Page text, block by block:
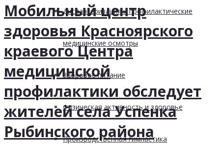
Диспансеризация и профилактические
медицинские осмотры
Здоровое питание
Физическая активность и здоровье
Производственная гимнастика
Мобильный центр
здоровья Красноярского
краевого Центра
медицинской
профилактики обследует
жителей села Успенка
Рыбинского района